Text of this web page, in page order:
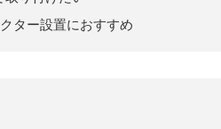
ター設置におすすめ